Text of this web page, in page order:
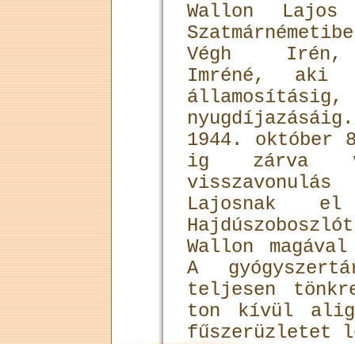
Wallon Lajos
Végh
Imréné, aki
1944. október
ig zárva
Lajosnak
Wallon
A
teljesen
ton kívül alig
fűszerüzletet